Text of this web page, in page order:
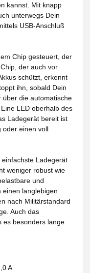
kannst. Mit knapp
unterwegs Dein
USB-Anschluß
Chip gesteuert, der
der auch vor
schützt, erkennt
ihn, sobald Dein
über die automatische
LED oberhalb des
Ladegerät bereit ist
oder einen voll
Ladegerät
weniger robust wie
und
einen langlebigen
nach Militärstandard
Auch das
es besonders lange
A